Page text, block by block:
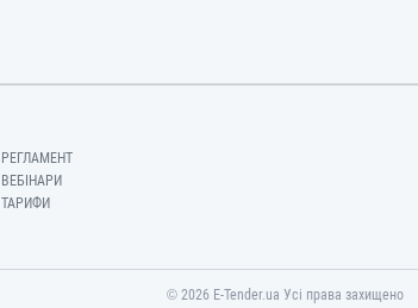
РЕГЛАМЕНТ
ВЕБІНАРИ
ТАРИФИ
© 2026 E-Tender.ua Усі права захищено